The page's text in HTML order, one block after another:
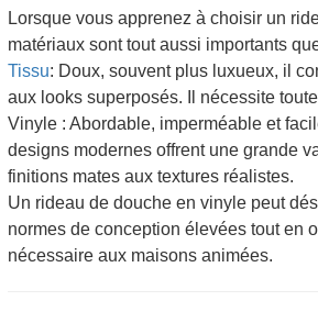
Lorsque vous apprenez à choisir un
matériaux sont tout aussi importants
Tissu: Doux, souvent plus luxueux, il
aux looks superposés. Il nécessite
Vinyle : Abordable, imperméable et
designs modernes offrent une grande
finitions mates aux textures réalistes.
Un rideau de douche en vinyle peut
normes de conception élevées tout en
nécessaire aux maisons animées.